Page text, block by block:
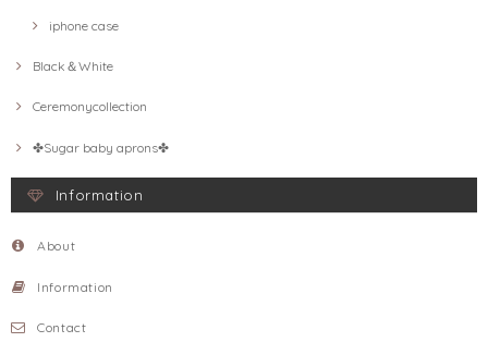
iphone case
Black＆White
Ceremonycollection
✤Sugar baby aprons✤
Information
About
Information
Contact